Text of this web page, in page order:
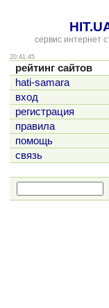
сервис интернет
20:41:45
рейтинг сайтов
hati-samara
вход
регистрация
правила
помощь
связь